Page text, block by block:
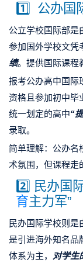
1️⃣ 公办国
公立学校国际部是
参加国外学校文凭
绩。 提供国际课程
报考公办高中国际
资格且参加初中毕
统一划定的高中“
录取。
简单理解：公办名
术氛围，但课程走
2️⃣ 民办国
育主力军”
民办国际学校则是
是引进海外知名品
体系为主，
对学生